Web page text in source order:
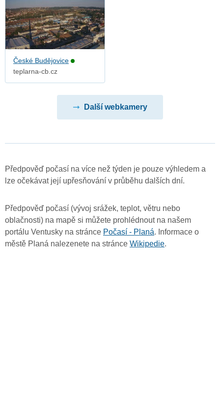
České Budějovice
teplarna-cb.cz
Další webkamery
Předpověď počasí na více než týden je pouze výhledem a
lze očekávat její upřesňování v průběhu dalších dní.
Předpověď počasí (vývoj srážek, teplot, větru nebo
oblačnosti) na mapě si můžete prohlédnout na našem
portálu Ventusky na stránce Počasí - Planá. Informace o
městě Planá nalezenete na stránce Wikipedie.